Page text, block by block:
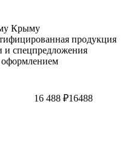
Крыму
продукция
и спецпредложения
16 488 ₽16488